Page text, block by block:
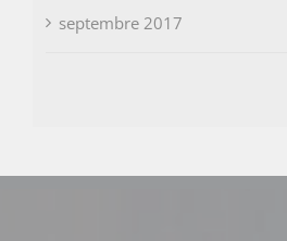
septembre 2017